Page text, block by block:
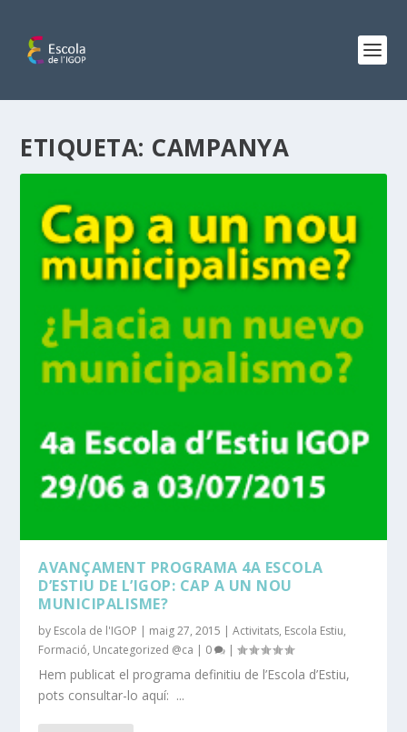
ETIQUETA: CAMPANYA
AVANÇAMENT PROGRAMA 4A ESCOLA
D’ESTIU DE L’IGOP: CAP A UN NOU
MUNICIPALISME?
by Escola de l'IGOP | maig 27, 2015 |Activitats, Escola Estiu,
Formació, Uncategorized @ca | 0 |
Hem publicat el programa definitiu de l’Escola d’Estiu,
pots consultar-lo aquí: ...